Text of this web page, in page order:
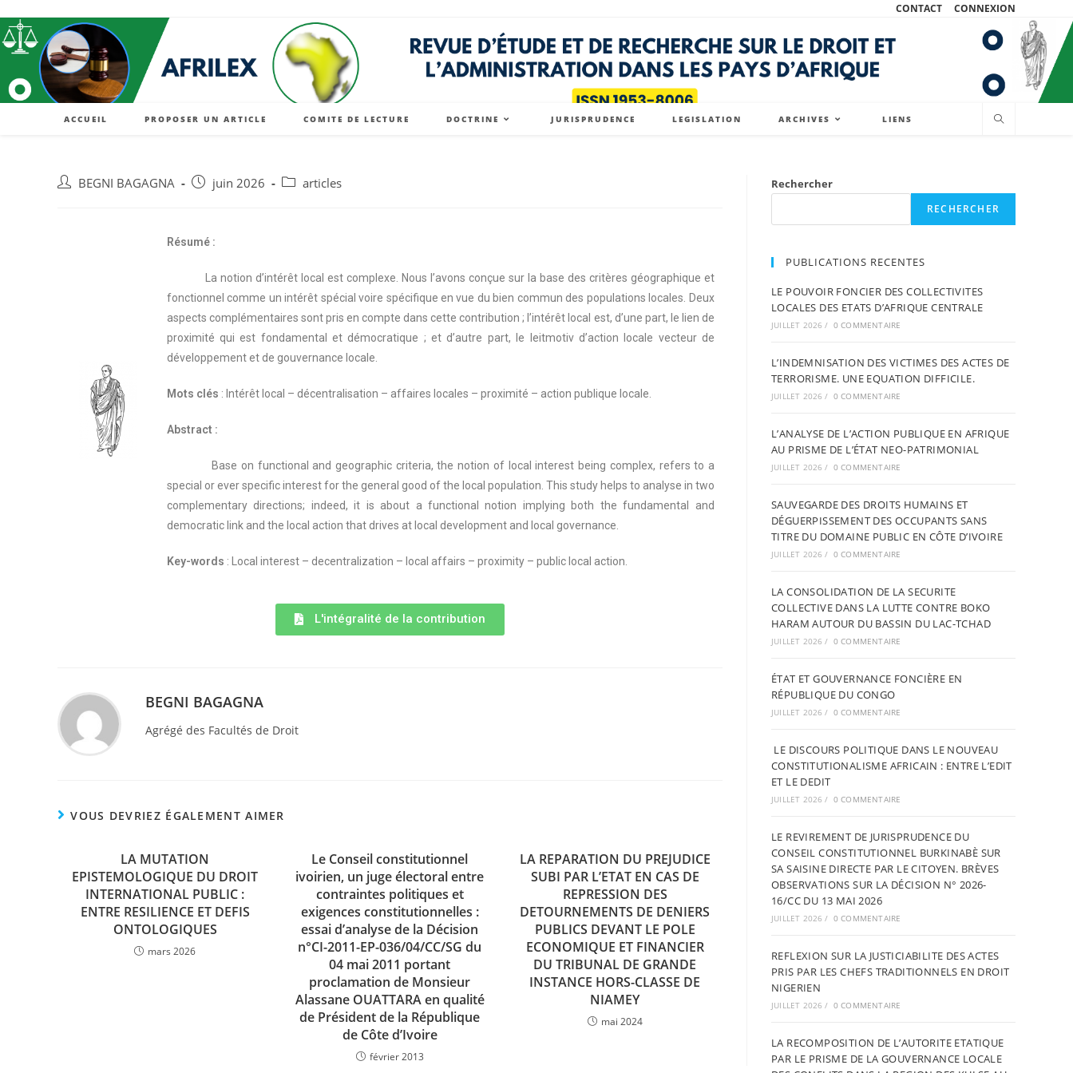
CONTACT CONNEXION
ACCUEIL PROPOSER UN ARTICLE COMITE DE LECTURE DOCTRINE JURISPRUDENCE LEGISLATION ARCHIVES LIENS
BEGNI BAGAGNA juin 2026 articles
Résumé :
La notion d’intérêt local est complexe. Nous l’avons conçue sur la base des critères géographique et
fonctionnel comme un intérêt spécial voire spécifique en vue du bien commun des populations locales. Deux
aspects complémentaires sont pris en compte dans cette contribution ; l’intérêt local est, d’une part, le lien de
proximité qui est fondamental et démocratique ; et d’autre part, le leitmotiv d’action locale vecteur de
développement et de gouvernance locale.
Mots clés : Intérêt local – décentralisation – affaires locales – proximité – action publique locale.
Abstract :
Base on functional and geographic criteria, the notion of local interest being complex, refers to a
special or ever specific interest for the general good of the local population. This study helps to analyse in two
complementary directions; indeed, it is about a functional notion implying both the fundamental and
democratic link and the local action that drives at local development and local governance.
Key-words : Local interest – decentralization – local affairs – proximity – public local action.
L'intégralité de la contribution
BEGNI BAGAGNA
Agrégé des Facultés de Droit
VOUS DEVRIEZ ÉGALEMENT AIMER
LA MUTATION
EPISTEMOLOGIQUE DU DROIT
INTERNATIONAL PUBLIC :
ENTRE RESILIENCE ET DEFIS
ONTOLOGIQUES
mars 2026
Le Conseil constitutionnel
ivoirien, un juge électoral entre
contraintes politiques et
exigences constitutionnelles :
essai d’analyse de la Décision
n°CI-2011-EP-036/04/CC/SG du
04 mai 2011 portant
proclamation de Monsieur
Alassane OUATTARA en qualité
de Président de la République
de Côte d’Ivoire
février 2013
LA REPARATION DU PREJUDICE
SUBI PAR L’ETAT EN CAS DE
REPRESSION DES
DETOURNEMENTS DE DENIERS
PUBLICS DEVANT LE POLE
ECONOMIQUE ET FINANCIER
DU TRIBUNAL DE GRANDE
INSTANCE HORS-CLASSE DE
NIAMEY
mai 2024
Rechercher
RECHERCHER
PUBLICATIONS RECENTES
LE POUVOIR FONCIER DES COLLECTIVITES
LOCALES DES ETATS D’AFRIQUE CENTRALE
JUILLET 2026 / 0 COMMENTAIRE
L’INDEMNISATION DES VICTIMES DES ACTES DE
TERRORISME. UNE EQUATION DIFFICILE.
JUILLET 2026 / 0 COMMENTAIRE
L’ANALYSE DE L’ACTION PUBLIQUE EN AFRIQUE
AU PRISME DE L’ÉTAT NEO-PATRIMONIAL
JUILLET 2026 / 0 COMMENTAIRE
SAUVEGARDE DES DROITS HUMAINS ET
DÉGUERPISSEMENT DES OCCUPANTS SANS
TITRE DU DOMAINE PUBLIC EN CÔTE D’IVOIRE
JUILLET 2026 / 0 COMMENTAIRE
LA CONSOLIDATION DE LA SECURITE
COLLECTIVE DANS LA LUTTE CONTRE BOKO
HARAM AUTOUR DU BASSIN DU LAC-TCHAD
JUILLET 2026 / 0 COMMENTAIRE
ÉTAT ET GOUVERNANCE FONCIÈRE EN
RÉPUBLIQUE DU CONGO
JUILLET 2026 / 0 COMMENTAIRE
LE DISCOURS POLITIQUE DANS LE NOUVEAU
CONSTITUTIONALISME AFRICAIN : ENTRE L’EDIT
ET LE DEDIT
JUILLET 2026 / 0 COMMENTAIRE
LE REVIREMENT DE JURISPRUDENCE DU
CONSEIL CONSTITUTIONNEL BURKINABÈ SUR
SA SAISINE DIRECTE PAR LE CITOYEN. BRÈVES
OBSERVATIONS SUR LA DÉCISION N° 2026-
16/CC DU 13 MAI 2026
JUILLET 2026 / 0 COMMENTAIRE
REFLEXION SUR LA JUSTICIABILITE DES ACTES
PRIS PAR LES CHEFS TRADITIONNELS EN DROIT
NIGERIEN
JUILLET 2026 / 0 COMMENTAIRE
LA RECOMPOSITION DE L’AUTORITE ETATIQUE
PAR LE PRISME DE LA GOUVERNANCE LOCALE